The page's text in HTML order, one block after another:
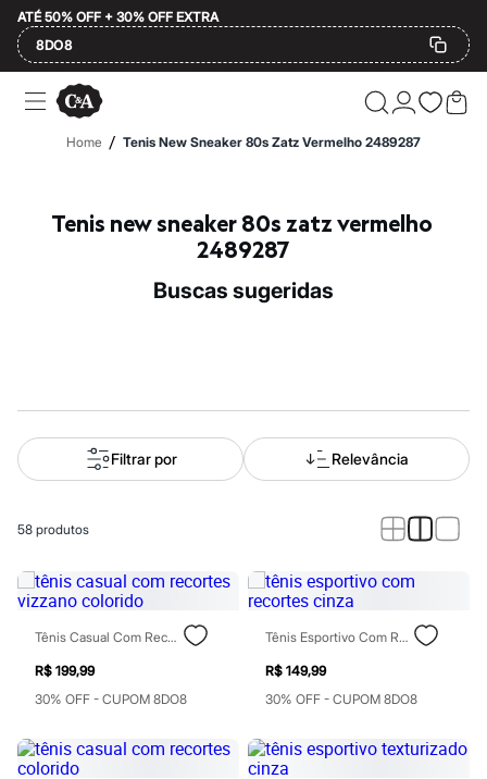
ATÉ 50% OFF + 30% OFF EXTRA
8DO8
Ofertas
Compre por Departamento
Feminino
Mindse7
Plus Size
Novidades
Roupas
Blusas e Camisetas
Básicos
Jeans
Saias
Shorts e Bermudas
Vestidos
Acessórios
Bolsas
Bonés e Chapéus
Cintos
Relógios
Calçados
Home / Tenis New Sneaker 80s Zatz Vermelho 2489287
Tenis new sneaker 80s zatz vermelho
2489287
buscas sugeridas
Filtrar por Relevância
58 produtos
Tênis Casual Com Recortes Vizzano Colorido
R$ 199,99
30% OFF - CUPOM 8DO8
Tênis Esportivo Com Recortes Cinza
R$ 149,99
30% OFF - CUPOM 8DO8